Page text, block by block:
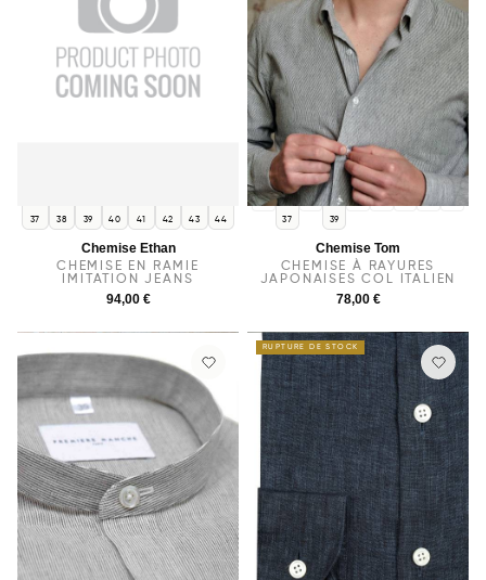
37 38 39 40 41 42 43 44
Chemise Ethan
CHEMISE EN RAMIE
IMITATION JEANS
94,00 €
36
37
38
39
40 41 43
Chemise Tom
CHEMISE À RAYURES
JAPONAISES COL ITALIEN
78,00 €
RUPTURE DE STOCK